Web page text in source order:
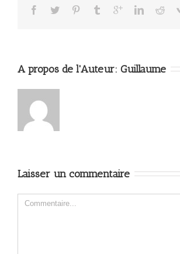
A propos de l'Auteur: Guillaume
Laisser un commentaire